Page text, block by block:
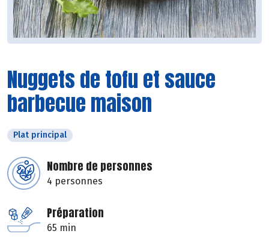
Nuggets de tofu et sauce
barbecue maison
Plat principal
Nombre de personnes
4 personnes
Préparation
65 min